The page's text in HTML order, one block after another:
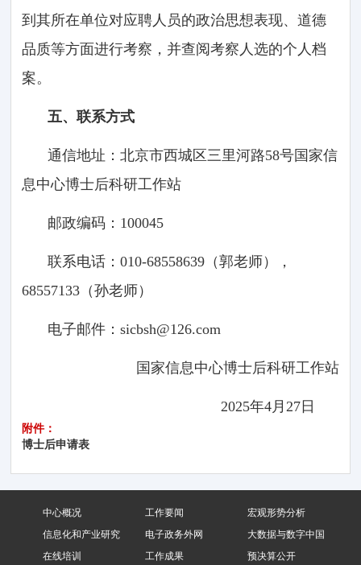
到其所在单位对应聘人员的政治思想表现、道德
品质等方面进行考察，并查阅考察人选的个人档
案。
五、联系方式
通信地址：北京市西城区三里河路58号国家信
息中心博士后科研工作站
邮政编码：100045
联系电话：010-68558639（郭老师），
68557133（孙老师）
电子邮件：sicbsh@126.com
国家信息中心博士后科研工作站
2025年4月27日
附件：
博士后申请表
中心概况 工作要闻
宏观形势分析
信息化和产业研究
电子政务外网
大数据与数字中国
在线培训
工作成果 预决算公开